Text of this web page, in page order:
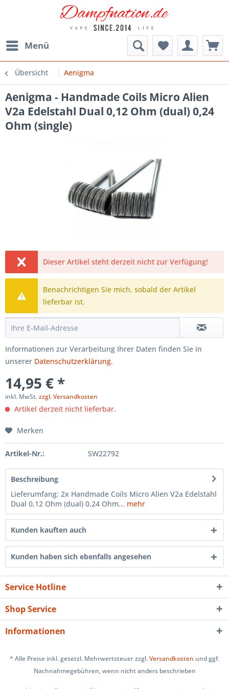
Menü
Übersicht Aenigma
Aenigma - Handmade Coils Micro Alien
V2a Edelstahl Dual 0,12 Ohm (dual) 0,24
Ohm (single)
Dieser Artikel steht derzeit nicht zur Verfügung!
Benachrichtigen Sie mich, sobald der Artikel
lieferbar ist.
Informationen zur Verarbeitung Ihrer Daten finden Sie in
unserer Datenschutzerklärung.
14,95 € *
inkl. MwSt.zzgl. Versandkosten
Artikel derzeit nicht lieferbar.
Merken
Artikel-Nr.: SW22792
Beschreibung
Lieferumfang: 2x Handmade Coils Micro Alien V2a Edelstahl
Dual 0,12 Ohm (dual) 0,24 Ohm... mehr
Kunden kauften auch
Kunden haben sich ebenfalls angesehen
Service Hotline
Shop Service
Informationen
* Alle Preise inkl. gesetzl. Mehrwertsteuer zzgl.Versandkosten und ggf.
Nachnahmegebühren, wenn nicht anders beschrieben